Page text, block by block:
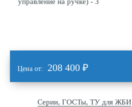
Цена от: 208 400 ₽
Серии, ГОСТы, ТУ для ЖБИ